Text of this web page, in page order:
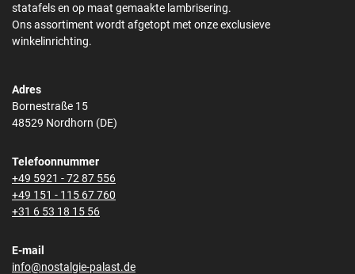
statafels en op maat gemaakte lambrisering.
Ons assortiment wordt afgetopt met onze exclusieve
winkelinrichting.
Adres
Bornestraße 15
48529 Nordhorn (DE)
Telefoonnummer
+49 5921 - 72 87 556
+49 151 - 115 67 760
+31 6 53 18 15 56
E-mail
info@nostalgie-palast.de